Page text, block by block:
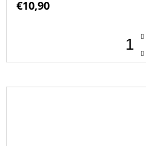
€10,90